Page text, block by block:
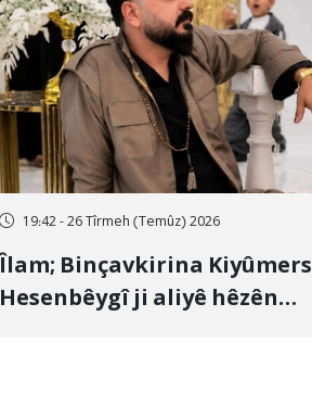
19:42 - 26 Tîrmeh (Temûz) 2026
Îlam; Binçavkirina Kiyûmers
Hesenbêygî ji aliyê hêzên